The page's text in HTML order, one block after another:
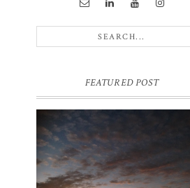
FEATURED POST
BUKIT SIKUNIR DIENG | GOLDEN
SUNRISE TERBAIK DI ASIA